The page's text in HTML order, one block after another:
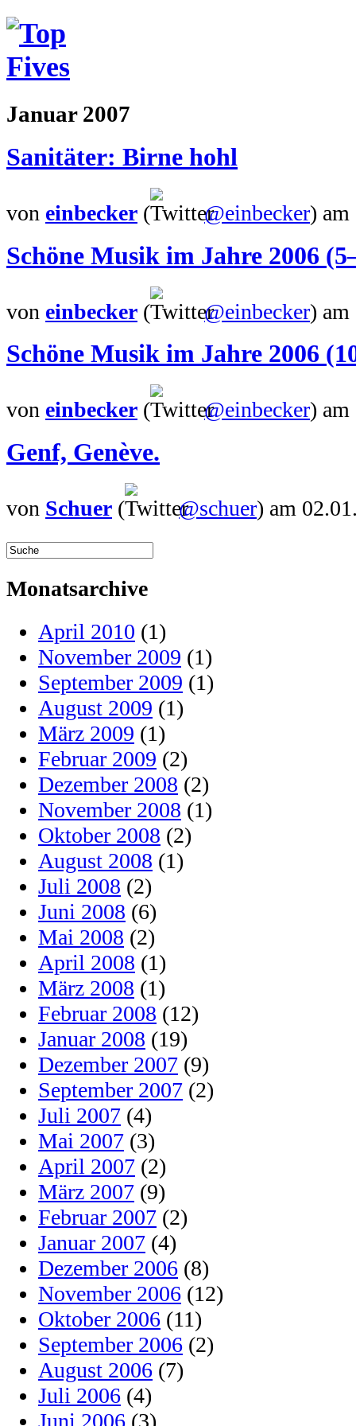
Januar 2007
Sanitäter: Birne hohl
von einbecker ( @einbecker) am
Schöne Musik im Jahre 2006
von einbecker ( @einbecker) am
Schöne Musik im Jahre 2006
von einbecker ( @einbecker) am
Genf, Genève.
von Schuer ( @schuer) am
Monatsarchive
April 2010 (1)
November 2009 (1)
September 2009 (1)
August 2009 (1)
März 2009 (1)
Februar 2009 (2)
Dezember 2008 (2)
November 2008 (1)
Oktober 2008 (2)
August 2008 (1)
Juli 2008 (2)
Juni 2008 (6)
Mai 2008 (2)
April 2008 (1)
März 2008 (1)
Februar 2008 (12)
Januar 2008 (19)
Dezember 2007 (9)
September 2007 (2)
Juli 2007 (4)
Mai 2007 (3)
April 2007 (2)
März 2007 (9)
Februar 2007 (2)
Januar 2007 (4)
Dezember 2006 (8)
November 2006 (12)
Oktober 2006 (11)
September 2006 (2)
August 2006 (7)
Juli 2006 (4)
Juni 2006 (3)